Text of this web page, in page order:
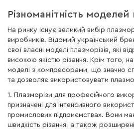
Різноманітність моделей
На ринку існує великий вибір
виробників. Відомий український
свої власні моделі плазморізів, які
високою якістю різання. Крім того,
моделі з компресорами, що значно
та дозволяє використовувати
1. Плазморізи для професійного
призначені для інтенсивного
промислових підприємствах. Вони
швидкість різання, а також розширені